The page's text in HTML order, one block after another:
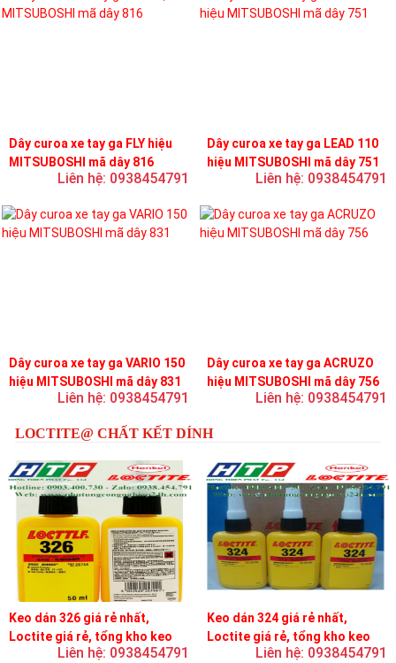
Dây curoa xe tay ga FLY hiệu
MITSUBOSHI mã dây 816
Liên hệ: 0938454791
Dây curoa xe tay ga LEAD 110
hiệu MITSUBOSHI mã dây 751
Liên hệ: 0938454791
Dây curoa xe tay ga VARIO 150
hiệu MITSUBOSHI mã dây 831
Liên hệ: 0938454791
Dây curoa xe tay ga ACRUZO
hiệu MITSUBOSHI mã dây 756
Liên hệ: 0938454791
LOCTITE@ CHẤT KẾT DÍNH
Keo dán 326 giá rẻ nhất,
Loctite giá rẻ, tổng kho keo
Liên hệ: 0938454791
Keo dán 324 giá rẻ nhất,
Loctite giá rẻ, tổng kho keo
Liên hệ: 0938454791